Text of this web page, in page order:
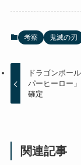
考察 鬼滅の刃
ドラゴンボー
パーヒーロー
確定
関連記事